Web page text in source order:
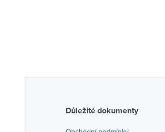
Důležité dokumenty